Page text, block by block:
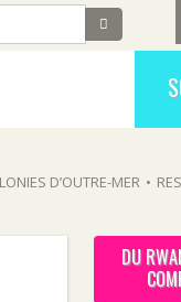
D’OUTRE-MER •
DU